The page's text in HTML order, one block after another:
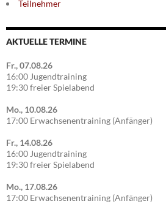
Teilnehmer
AKTUELLE TERMINE
Fr., 07.08.26
16:00 Jugendtraining
19:30 freier Spielabend
Mo., 10.08.26
17:00 Erwachsenentraining (Anfänger)
Fr., 14.08.26
16:00 Jugendtraining
19:30 freier Spielabend
Mo., 17.08.26
17:00 Erwachsenentraining (Anfänger)